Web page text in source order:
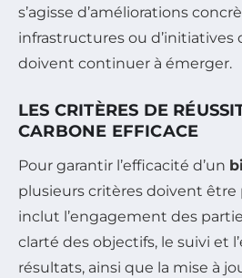
s’agisse d’améliorations
infrastructures ou d’initiatives
doivent continuer à émerger.
LES CRITÈRES DE
CARBONE EFFICACE
Pour garantir l’efficacité d’un
plusieurs critères doivent être
inclut l’engagement des
clarté des objectifs, le suivi et
résultats, ainsi que la mise à